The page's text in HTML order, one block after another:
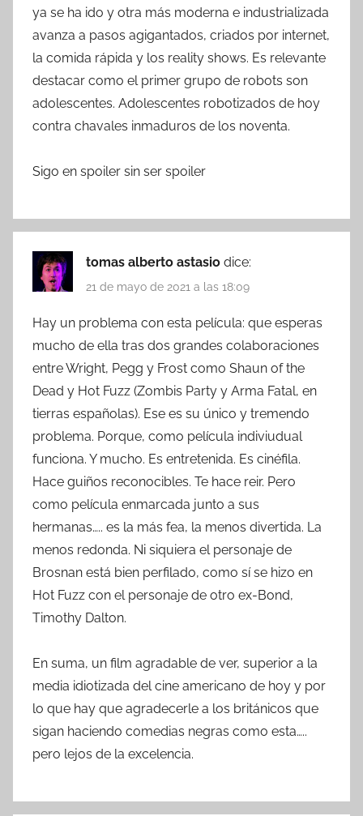
ya se ha ido y otra más moderna e industrializada
avanza a pasos agigantados, criados por internet,
la comida rápida y los reality shows. Es relevante
destacar como el primer grupo de robots son
adolescentes. Adolescentes robotizados de hoy
contra chavales inmaduros de los noventa.
Sigo en spoiler sin ser spoiler
tomas alberto astasio dice:
21 de mayo de 2021 a las 18:09
Hay un problema con esta película: que esperas
mucho de ella tras dos grandes colaboraciones
entre Wright, Pegg y Frost como Shaun of the
Dead y Hot Fuzz (Zombis Party y Arma Fatal, en
tierras españolas). Ese es su único y tremendo
problema. Porque, como película indiviudual
funciona. Y mucho. Es entretenida. Es cinéfila.
Hace guiños reconocibles. Te hace reir. Pero
como película enmarcada junto a sus
hermanas….. es la más fea, la menos divertida. La
menos redonda. Ni siquiera el personaje de
Brosnan está bien perfilado, como sí se hizo en
Hot Fuzz con el personaje de otro ex-Bond,
Timothy Dalton.
En suma, un film agradable de ver, superior a la
media idiotizada del cine americano de hoy y por
lo que hay que agradecerle a los británicos que
sigan haciendo comedias negras como esta…..
pero lejos de la excelencia.